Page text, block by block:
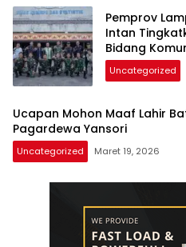
Pemprov
Intan
Bidang
Uncategorized
Ucapan Mohon Maaf Lahir
Pagardewa Yansori
Uncategorized Maret 19, 2026